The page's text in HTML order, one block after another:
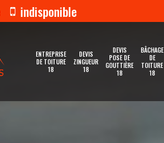
indisponible
ENTREPRISE
DE TOITURE
18
DEVIS
ZINGUEUR
18
DEVIS
POSE DE
GOUTTIÈRE
18
BÂCHAGE
DE
TOITURE
18